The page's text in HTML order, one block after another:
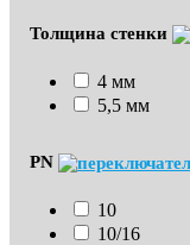
Толщина стенки
4 мм
5,5 мм
PN
10
10/16